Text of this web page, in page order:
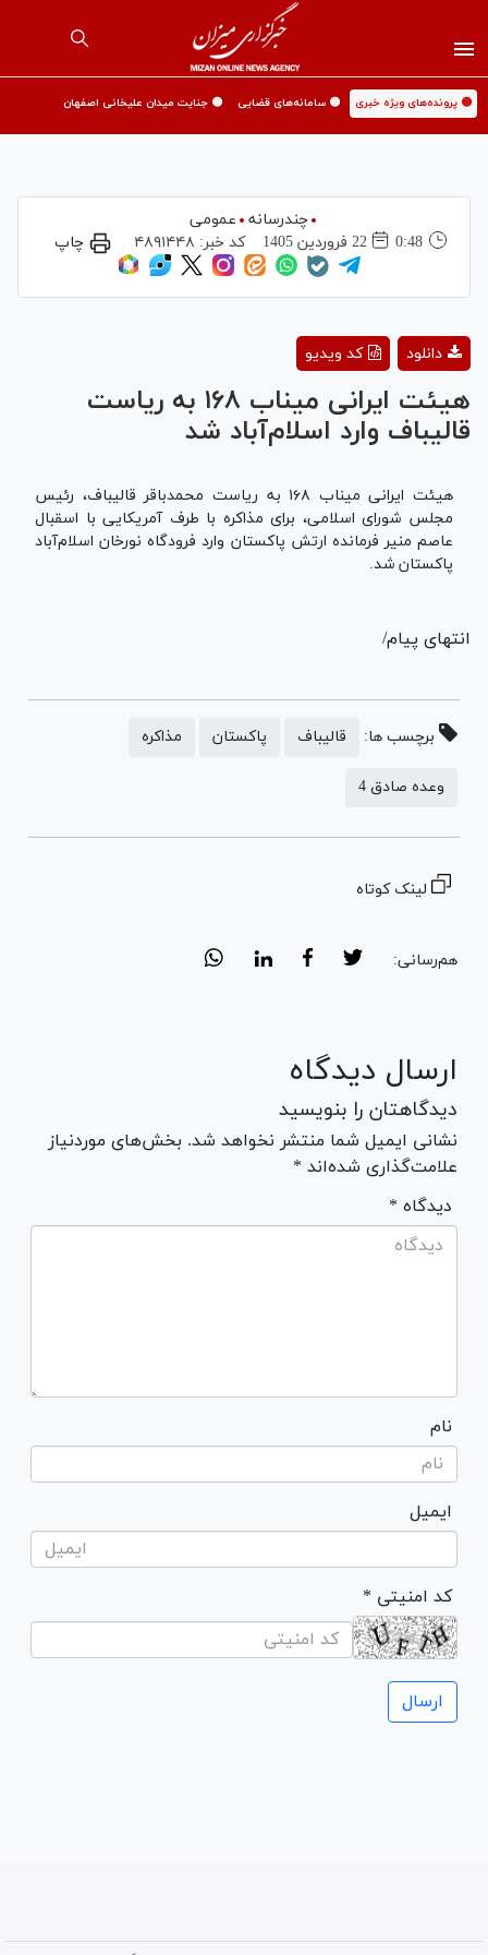
🟡 پرونده‌های ویژه خبری 🟡 سامانه‌های قضایی 🟡 جنایت میدان علیخانی اصفهان
چندرسانه
عمومی
0:48
22 فروردين 1405 کد خبر: ۴۸۹۱۴۴۸ چاپ
Video
کد ویدیو دانلود
هیئت ایرانی میناب ۱۶۸ به ریاست
قالیباف وارد اسلام‌آباد شد
هیئت ایرانی میناب ۱۶۸‌ به ریاست محمدباقر قالیباف، رئیس
مجلس شورای اسلامی، برای مذاکره با طرف آمریکایی با اسقبال
عاصم منیر فرمانده ارتش پاکستان وارد فرودگاه نورخان اسلام‌آباد
پاکستان شد.
انتهای پیام/
برچسب ها: قالیباف پاکستان مذاکره
وعده صادق 4
لینک کوتاه
هم‌رسانی:
ارسال دیدگاه
دیدگاهتان را بنویسید
نشانی ایمیل شما منتشر نخواهد شد. بخش‌های موردنیاز
علامت‌گذاری شده‌اند *
* دیدگاه
نام
ایمیل
* کد امنیتی